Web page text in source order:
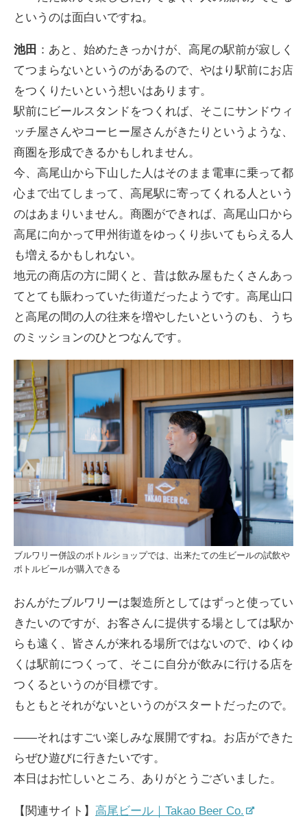
というのは面白いですね。
池田 ：あと、始めたきっかけが、高尾の駅前が寂しく
てつまらないというのがあるので、やはり駅前にお店
をつくりたいという想いはあります。
駅前にビールスタンドをつくれば、そこにサンドウィ
ッチ屋さんやコーヒー屋さんがきたりというような、
商圏を形成できるかもしれません。
今、高尾山から下山した人はそのまま電車に乗って都
心まで出てしまって、高尾駅に寄ってくれる人という
のはあまりいません。商圏ができれば、高尾山口から
高尾に向かって甲州街道をゆっくり歩いてもらえる人
も増えるかもしれない。
地元の商店の方に聞くと、昔は飲み屋もたくさんあっ
てとても賑わっていた街道だったようです。高尾山口
と高尾の間の人の往来を増やしたいというのも、うち
のミッションのひとつなんです。
ブルワリー併設のボトルショップでは、出来たての生ビールの試飲や
ボトルビールが購入できる
おんがたブルワリーは製造所としてはずっと使ってい
きたいのですが、お客さんに提供する場としては駅か
らも遠く、皆さんが来れる場所ではないので、ゆくゆ
くは駅前につくって、そこに自分が飲みに行ける店を
つくるというのが目標です。
もともとそれがないというのがスタートだったので。
――それはすごい楽しみな展開ですね。お店ができた
らぜひ遊びに行きたいです。
本日はお忙しいところ、ありがとうございました。
【関連サイト】 高尾ビール｜Takao Beer Co.